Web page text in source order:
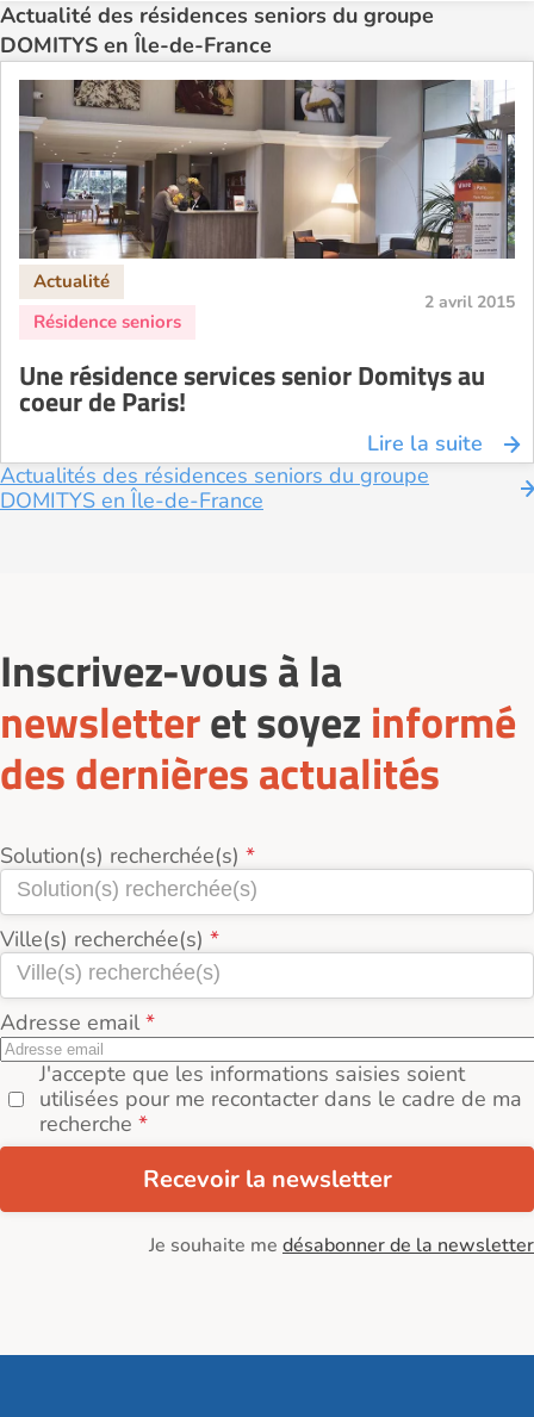
Actualité des résidences seniors du groupe
DOMITYS en Île-de-France
2 avril 2015
Une résidence services senior Domitys au
coeur de Paris!
Lire la suite
Actualités des résidences seniors du groupe
DOMITYS en Île-de-France
Inscrivez-vous à la
newsletteret soyez informé
des dernières actualités
Solution(s) recherchée(s)
Ville(s) recherchée(s)
Adresse email
J'accepte que les informations saisies soient
utilisées pour me recontacter dans le cadre de ma
recherche
Recevoir la newsletter
Je souhaite me désabonner de la newsletter